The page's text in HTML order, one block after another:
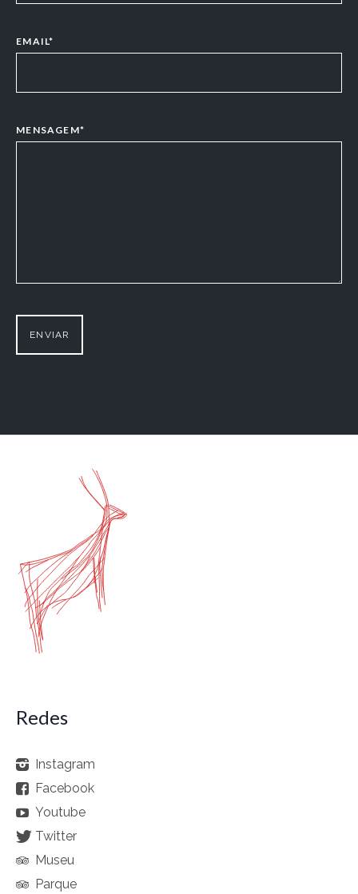
EMAIL*
MENSAGEM*
Redes
Instagram
Facebook
Youtube
Twitter
Museu
Parque